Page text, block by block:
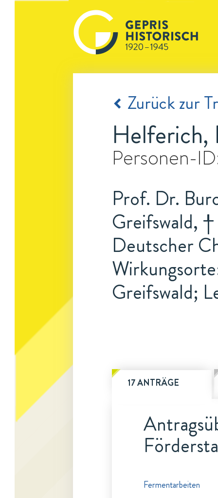
Zurück zur
Helferich,
Personen-
Prof. Dr.
Greifswald,
Deutscher
Greifswald;
17 ANTRÄGE
Fermentarbeiten